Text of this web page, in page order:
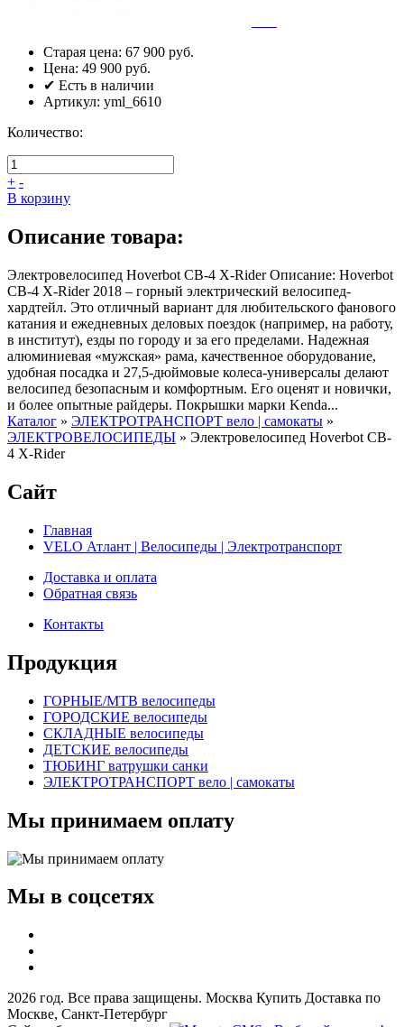
Старая цена: 67 900 руб.
Цена: 49 900 руб.
✔ Есть в наличии
Артикул: yml_6610
Количество:
+ -
В корзину
Описание товара:
Электровелосипед Hoverbot CB-4 X-Rider Описание: Hoverbot
CB-4 X-Rider 2018 – горный электрический велосипед-
хардтейл. Это отличный вариант для любительского фанового
катания и ежедневных деловых поездок (например, на работу,
в институт), езды по городу и за его пределами. Надежная
алюминиевая «мужская» рама, качественное оборудование,
удобная посадка и 27,5-дюймовые колеса-универсалы делают
велосипед безопасным и комфортным. Его оценят и новички,
и более опытные райдеры. Покрышки марки Kenda...
Каталог » ЭЛЕКТРОТРАНСПОРТ вело | самокаты »
ЭЛЕКТРОВЕЛОСИПЕДЫ » Электровелосипед Hoverbot CB-
4 X-Rider
Сайт
Главная
VELO Атлант | Велосипеды | Электротранспорт
Доставка и оплата
Обратная связь
Контакты
Продукция
ГОРНЫЕ/MTB велосипеды
ГОРОДСКИЕ велосипеды
СКЛАДНЫЕ велосипеды
ДЕТСКИЕ велосипеды
ТЮБИНГ ватрушки санки
ЭЛЕКТРОТРАНСПОРТ вело | самокаты
Мы принимаем оплату
Мы в соцсетях
2026 год. Все права защищены. Москва Купить Доставка по
Москве, Санкт-Петербург